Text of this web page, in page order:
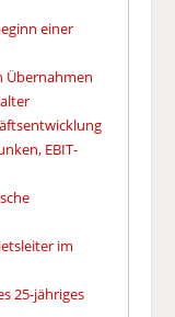
einer
Übernahmen
EBIT-
im
25-jähriges